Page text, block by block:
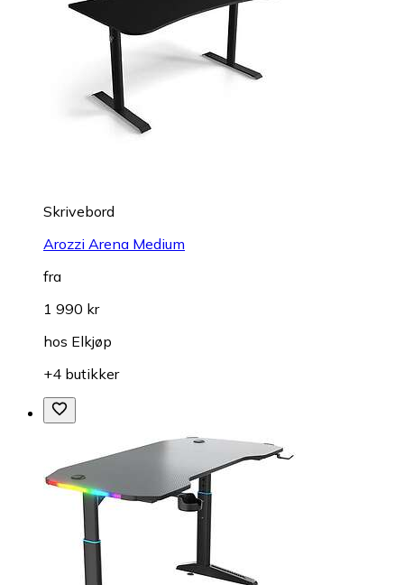
Skrivebord
Arozzi Arena Medium
fra
1 990 kr
hos Elkjøp
+4 butikker